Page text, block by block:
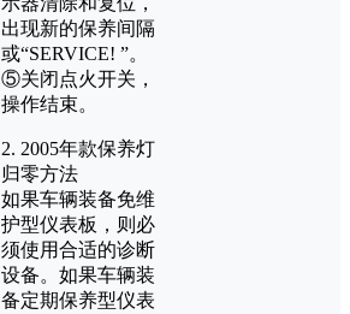
出现新的保养间隔
或“SERVICE! ”。
⑤关闭点火开关，
操作结束。
2. 2005年款保养灯
归零方法
如果车辆装备免维
护型仪表板，则必
须使用合适的诊断
设备。如果车辆装
备定期保养型仪表